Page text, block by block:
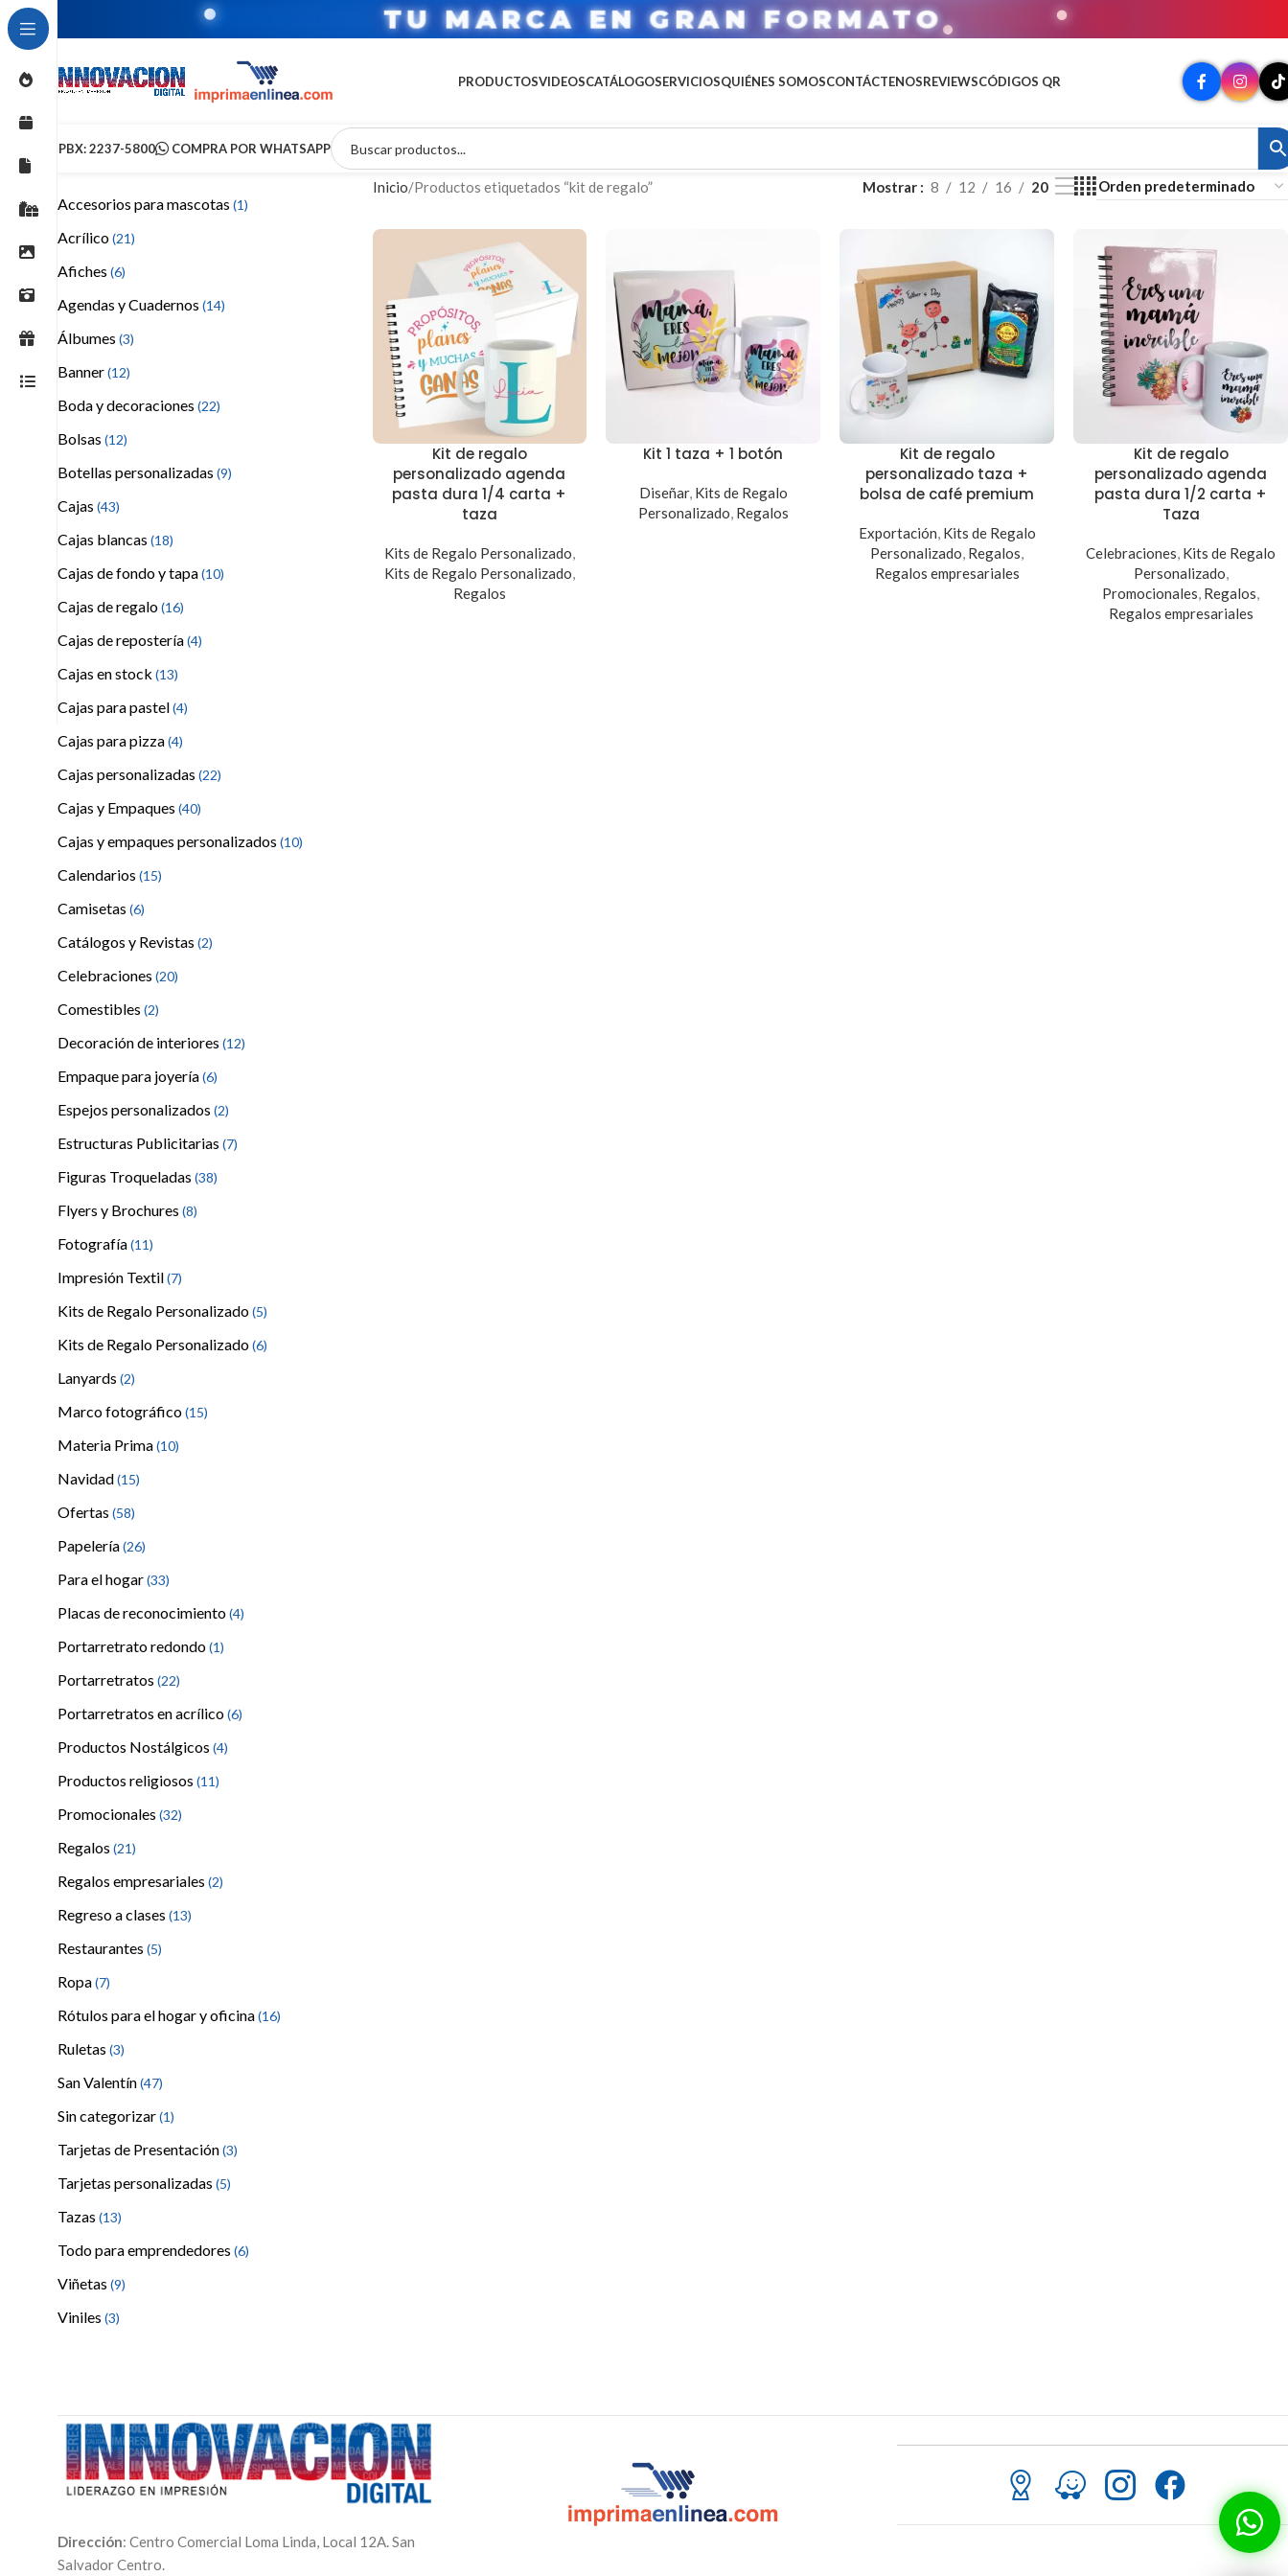
TU MARCA EN GRAN FORMATO
PRODUCTOSVIDEOSCATÁLOGOSERVICIOSQUIÉNES SOMOSCONTÁCTENOSREVIEWSCÓDIGOS QR
PBX: 2237-5800 COMPRA POR WHATSAPP
Accesorios para mascotas (1)
Acrílico(21)
Afiches (6)
Agendas y Cuadernos (14)
Álbumes (3)
Banner(12)
Boda y decoraciones (22)
Bolsas (12)
Botellas personalizadas (9)
Cajas (43)
Cajas blancas (18)
Cajas de fondo y tapa(10)
Cajas de regalo(16)
Cajas de repostería(4)
Cajas en stock (13)
Cajas para pastel(4)
Cajas para pizza(4)
Cajas personalizadas (22)
Cajas y Empaques (40)
Cajas y empaques personalizados (10)
Calendarios (15)
Camisetas (6)
Catálogos y Revistas (2)
Celebraciones (20)
Comestibles (2)
Decoración de interiores (12)
Empaque para joyería(6)
Espejos personalizados (2)
Estructuras Publicitarias (7)
Figuras Troqueladas (38)
Flyers y Brochures (8)
Fotografía(11)
Impresión Textil(7)
Kits de Regalo Personalizado(5)
Kits de Regalo Personalizado(6)
Lanyards (2)
Marco fotográfico(15)
Materia Prima(10)
Navidad(15)
Ofertas (58)
Papelería(26)
Para el hogar(33)
Placas de reconocimiento(4)
Portarretrato redondo(1)
Portarretratos (22)
Portarretratos en acrílico(6)
Productos Nostálgicos (4)
Productos religiosos (11)
Promocionales (32)
Regalos (21)
Regalos empresariales (2)
Regreso a clases (13)
Restaurantes (5)
Ropa(7)
Rótulos para el hogar y oficina(16)
Ruletas (3)
San Valentín(47)
Sin categorizar(1)
Tarjetas de Presentación(3)
Tarjetas personalizadas (5)
Tazas (13)
Todo para emprendedores (6)
Viñetas (9)
Viniles (3)
Inicio Productos etiquetados “kit de regalo” Mostrar 8 12 16 20
Kit de regalo
personalizado agenda
pasta dura 1/4 carta +
taza
Kits de Regalo Personalizado,
Kits de Regalo Personalizado,
Regalos
Kit 1 taza + 1 botón
Diseñar, Kits de Regalo
Personalizado, Regalos
Kit de regalo
personalizado taza +
bolsa de café premium
Exportación, Kits de Regalo
Personalizado, Regalos,
Regalos empresariales
Kit de regalo
personalizado agenda
pasta dura 1/2 carta +
Taza
Celebraciones, Kits de Regalo
Personalizado,
Promocionales, Regalos,
Regalos empresariales
Dirección: Centro Comercial Loma Linda, Local 12A. San
Salvador Centro.